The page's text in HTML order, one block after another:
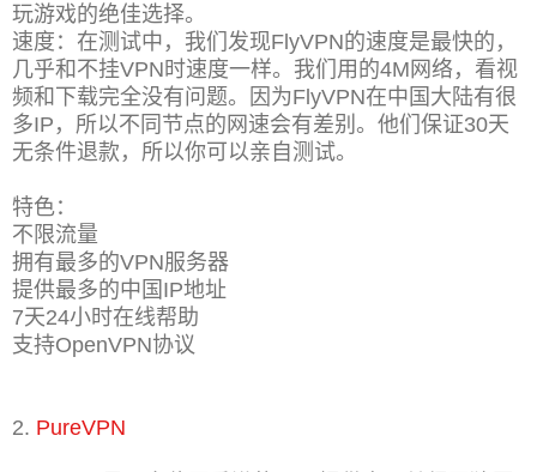
玩游戏的绝佳选择。
速度：在测试中，我们发现FlyVPN的速度是最快的，
几乎和不挂VPN时速度一样。我们用的4M网络，看视
频和下载完全没有问题。因为FlyVPN在中国大陆有很
多IP，所以不同节点的网速会有差别。他们保证30天
无条件退款，所以你可以亲自测试。
特色：
不限流量
拥有最多的VPN服务器
提供最多的中国IP地址
7天24小时在线帮助
支持OpenVPN协议
2. PureVPN